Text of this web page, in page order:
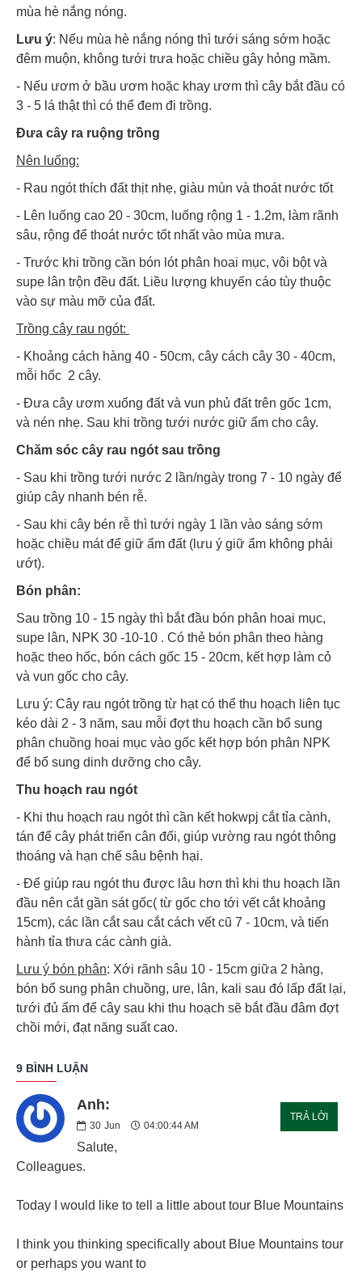
mùa hè nắng nóng.
Lưu ý: Nếu mùa hè nắng nóng thì tưới sáng sớm hoặc
đêm muộn, không tưới trưa hoặc chiều gây hỏng mầm.
- Nếu ươm ở bầu ươm hoặc khay ươm thì cây bắt đầu có
3 - 5 lá thật thì có thể đem đi trồng.
Đưa cây ra ruộng trồng
Nên luống:
- Rau ngót thích đất thịt nhẹ, giàu mùn và thoát nước tốt
- Lên luống cao 20 - 30cm, luống rộng 1 - 1.2m, làm rãnh
sâu, rộng để thoát nước tốt nhất vào mùa mưa.
- Trước khi trồng cần bón lót phân hoai mục, vôi bột và
supe lân trộn đều đất. Liều lượng khuyến cáo tùy thuộc
vào sự màu mỡ của đất.
Trồng cây rau ngót:
- Khoảng cách hàng 40 - 50cm, cây cách cây 30 - 40cm,
mỗi hốc 2 cây.
- Đưa cây ươm xuống đất và vun phủ đất trên gốc 1cm,
và nén nhẹ. Sau khi trồng tưới nước giữ ẩm cho cây.
Chăm sóc cây rau ngót sau trồng
- Sau khi trồng tưới nước 2 lần/ngày trong 7 - 10 ngày để
giúp cây nhanh bén rễ.
- Sau khi cây bén rễ thì tưới ngày 1 lần vào sáng sớm
hoặc chiều mát để giữ ẩm đất (lưu ý giữ ẩm không phải
ướt).
Bón phân:
Sau trồng 10 - 15 ngày thì bắt đầu bón phân hoai mục,
supe lân, NPK 30 -10-10 . Có thẻ bón phân theo hàng
hoặc theo hốc, bón cách gốc 15 - 20cm, kết hợp làm cỏ
và vun gốc cho cây.
Lưu ý: Cây rau ngót trồng từ hạt có thể thu hoạch liên tục
kéo dài 2 - 3 năm, sau mỗi đợt thu hoạch cần bổ sung
phân chuồng hoai mục vào gốc kết hợp bón phân NPK
để bổ sung dinh dưỡng cho cây.
Thu hoạch rau ngót
- Khi thu hoạch rau ngót thì cần kết hokwpj cắt tỉa cành,
tán để cây phát triển cân đối, giúp vường rau ngót thông
thoáng và hạn chế sâu bệnh hại.
- Để giúp rau ngót thu được lâu hơn thì khi thu hoạch lần
đầu nên cắt gần sát gốc( từ gốc cho tới vết cắt khoảng
15cm), các lần cắt sau cắt cách vết cũ 7 - 10cm, và tiến
hành tỉa thưa các cành già.
Lưu ý bón phân: Xới rãnh sâu 10 - 15cm giữa 2 hàng,
bón bổ sung phân chuồng, ure, lân, kali sau đó lấp đất lại,
tưới đủ ẩm để cây sau khi thu hoạch sẽ bắt đầu đâm đợt
chồi mới, đạt năng suất cao.
9 BÌNH LUẬN
Anh:
30 Jun 04:00:44 AM
TRẢ LỜI
Salute,
Colleagues.
Today I would like to tell a little about tour Blue Mountains
I think you thinking specifically about Blue Mountains tour
or perhaps you want to